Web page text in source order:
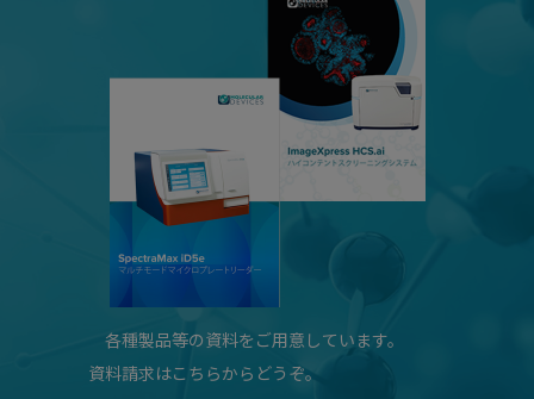
各種製品等の資料をご用意しています。
資料請求はこちらからどうぞ。